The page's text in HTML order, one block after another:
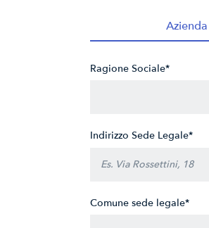
Azienda
Ragione Sociale*
Indirizzo Sede Legale*
Comune sede legale*